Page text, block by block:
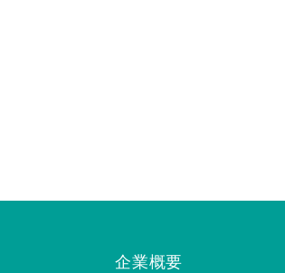
企業概要